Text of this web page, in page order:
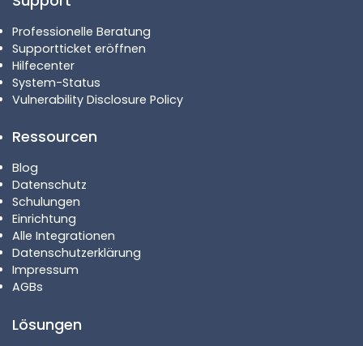
Professionelle Beratung
Supportticket eröffnen
Hilfecenter
System-Status
Vulnerability Disclosure Policy
Ressourcen
Blog
Datenschutz
Schulungen
Einrichtung
Alle Integrationen
Datenschutzerklärung
Impressum
AGBs
Lösungen